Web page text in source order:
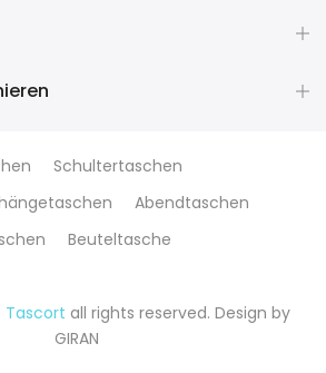
Schultertaschen
Abendtaschen
Beuteltasche
Tascort all rights reserved. Design by
GIRAN